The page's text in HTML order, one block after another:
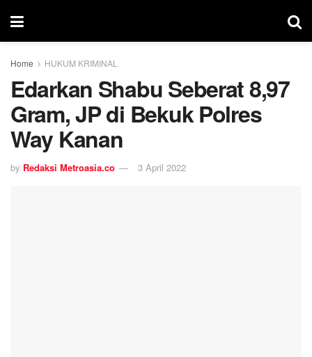
Home HUKUM KRIMINAL
Edarkan Shabu Seberat 8,97
Gram, JP di Bekuk Polres
Way Kanan
by Redaksi Metroasia.co 3 April 2022